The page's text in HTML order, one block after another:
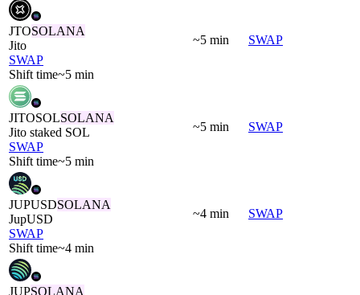
JTOSOLANA
Jito
SWAP
Shift time~5 min
~5 min SWAP
JITOSOLSOLANA
Jito staked SOL
SWAP
Shift time~5 min
~5 min SWAP
JUPUSDSOLANA
JupUSD
SWAP
Shift time~4 min
~4 min SWAP
JUPSOLANA